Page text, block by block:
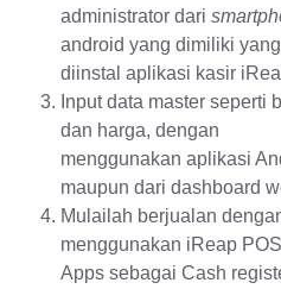
administrator dari
android yang dimiliki
diinstal aplikasi kasir
Input data master seperti
dan harga, dengan
menggunakan aplikasi
maupun dari dashboard
Mulailah berjualan
menggunakan iReap
Apps sebagai Cash